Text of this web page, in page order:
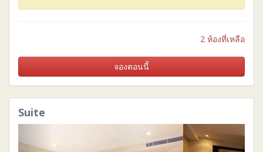
2 ห้องที่เหลือ
จองตอนนี้
Suite
Next